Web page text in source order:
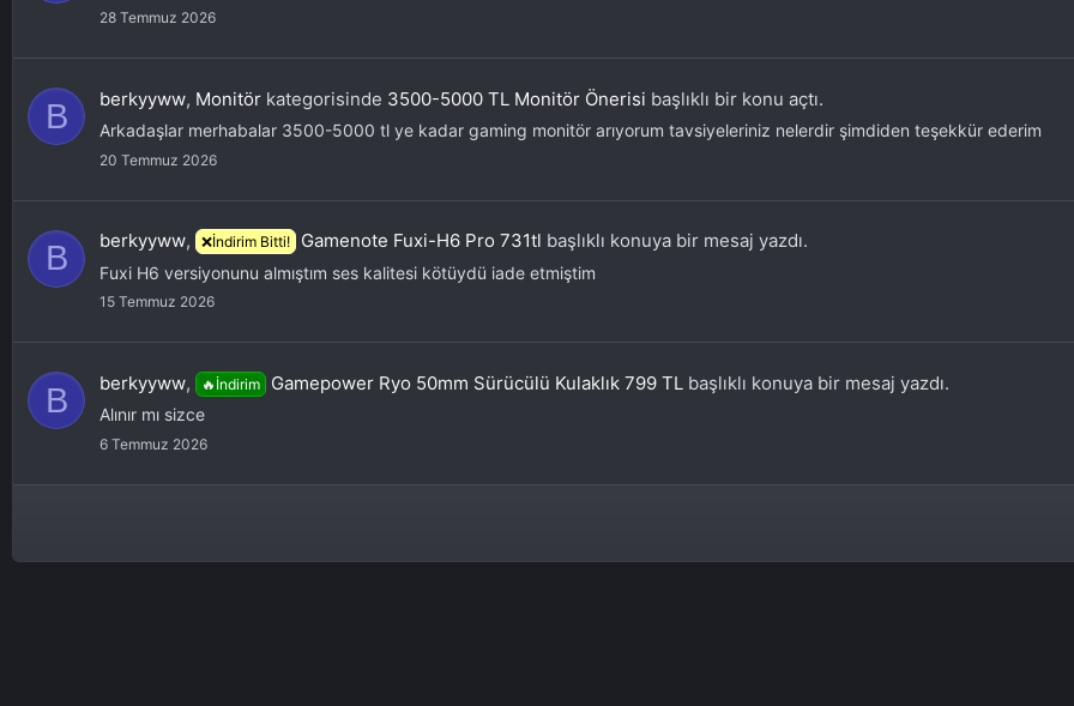
28 Temmuz 2026
B berkyyww, Monitör kategorisinde 3500-5000 TL Monitör Önerisi başlıklı bir konu açtı.
Arkadaşlar merhabalar 3500-5000 tl ye kadar gaming monitör arıyorum tavsiyeleriniz nelerdir şimdiden teşekkür ederim
20 Temmuz 2026
B berkyyww, ❌İndirim Bitti! Gamenote Fuxi-H6 Pro 731tl başlıklı konuya bir mesaj yazdı.
Fuxi H6 versiyonunu almıştım ses kalitesi kötüydü iade etmiştim
15 Temmuz 2026
B berkyyww, 🔥İndirim Gamepower Ryo 50mm Sürücülü Kulaklık 799 TL başlıklı konuya bir mesaj yazdı.
Alınır mı sizce
6 Temmuz 2026